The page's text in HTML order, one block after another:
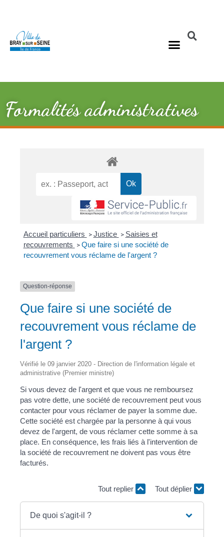
Formalités administratives
Accueil particuliers > Justice > Saisies et
recouvrements > Que faire si une société de
recouvrement vous réclame de l'argent ?
Question-réponse
Que faire si une société de
recouvrement vous réclame de
l'argent ?
Vérifié le 09 janvier 2020 - Direction de l'information légale et
administrative (Premier ministre)
Si vous devez de l'argent et que vous ne remboursez
pas votre dette, une société de recouvrement peut vous
contacter pour vous réclamer de payer la somme due.
Cette société est chargée par la personne à qui vous
devez de l'argent, de vous réclamer cette somme à sa
place. En conséquence, les frais liés à l'intervention de
la société de recouvrement ne doivent pas vous être
facturés.
Tout replier Tout déplier
De quoi s'agit-il ?